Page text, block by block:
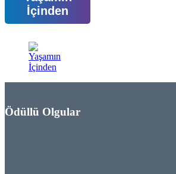
İçinden
Ödüllü Olgular